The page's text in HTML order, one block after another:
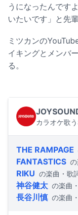
うになったんです
いたいです」と先
ミツカンの
イキングとメンバ
る。
カラオケ歌
THE RAMPAGE
FANTASTICS
RIKU の楽曲・歌
神谷健太 の楽曲
長谷川慎 の楽曲